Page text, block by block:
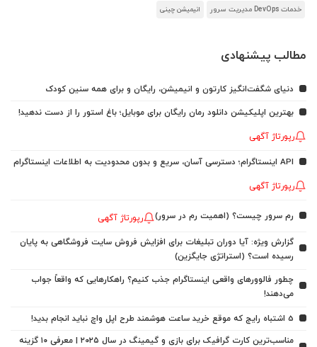
خدمات DevOps مدیریت سرور انیمیشن چینی
مطالب پیشنهادی
دنیای شگفت‌انگیز کارتون و انیمیشن، رایگان و برای همه سنین کودک
بهترین اپلیکیشن دانلود رمان رایگان برای موبایل؛ باغ استور را از دست ندهید!
رپورتاژ آگهی
API اینستاگرام؛ دسترسی آسان، سریع و بدون محدودیت به اطلاعات اینستاگرام
رپورتاژ آگهی
رم سرور چیست؟ (اهمیت رم در سرور) رپورتاژ آگهی
گزارش ویژه: آیا دوران تبلیغات برای افزایش فروش سایت فروشگاهی به پایان
رسیده است؟ (استراتژی جایگزین)
چطور فالوورهای واقعی اینستاگرام جذب کنیم؟ راهکارهایی که واقعاً جواب
می‌دهند!
5 اشتباه رایج که موقع خرید ساعت هوشمند طرح اپل واچ نباید انجام بدید!
مناسب‌ترین کارت گرافیک برای بازی و گیمینگ در سال ۲۰۲۵ | معرفی ۱۰ گزینه